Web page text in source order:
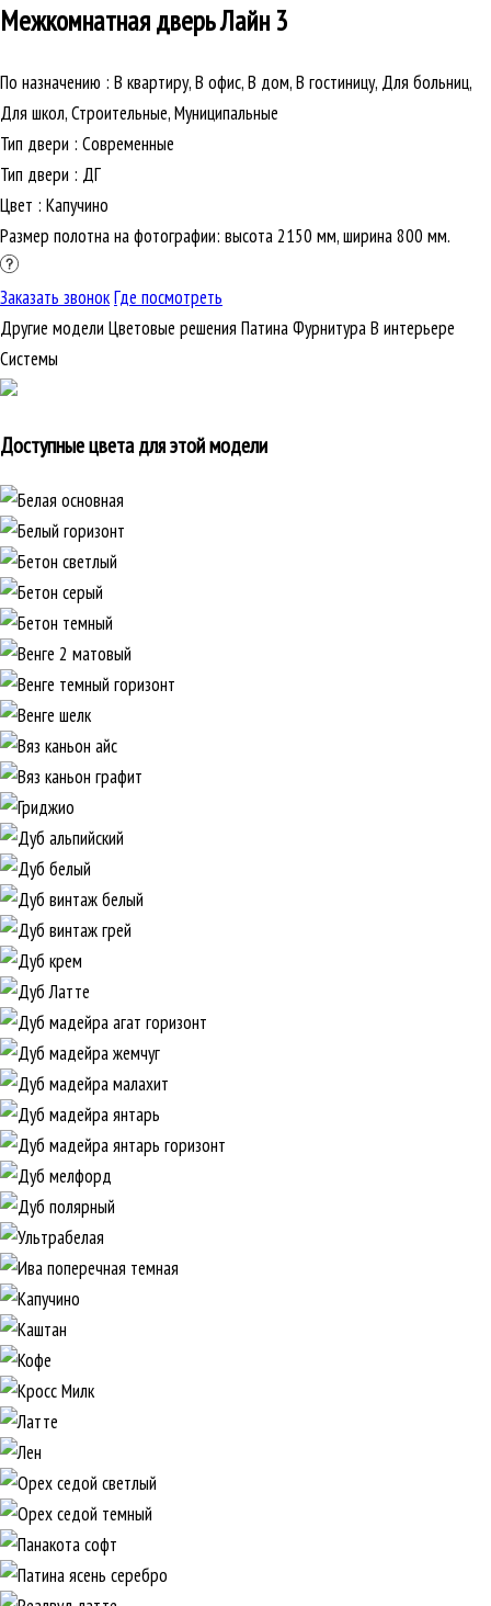
Межкомнатная дверьЛайн 3
По назначению : В квартиру, В офис, В дом, В гостиницу, Для больниц,
Для школ, Строительные, Муниципальные
Тип двери : Современные
Тип двери : ДГ
Цвет : Капучино
Размер полотна на фотографии: высота 2150 мм, ширина 800 мм.
Заказать звонокГде посмотреть
Другие модели Цветовые решения ПатинаФурнитураВ интерьере
Cистемы
Доступные цвета для этой модели